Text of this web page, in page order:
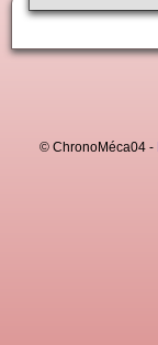
© ChronoMéca04 -